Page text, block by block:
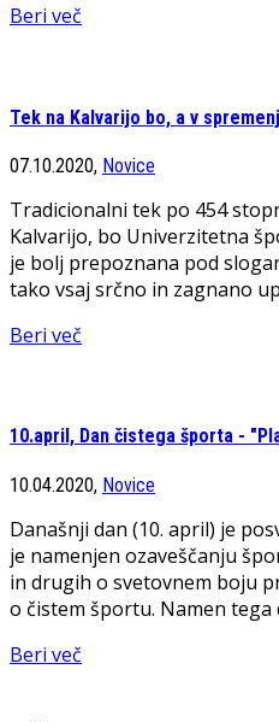
Beri več
Tek na Kalvarijo bo, a v
07.10.2020, Novice
Tradicionalni tek po 454
Kalvarijo, bo Univerzitetna
je bolj prepoznana pod
tako vsaj srčno in zagnano
Beri več
10.april, Dan čistega športa -
10.04.2020, Novice
Današnji dan (10. april) je
je namenjen ozaveščanju
in drugih o svetovnem boju
o čistem športu. Namen tega
Beri več